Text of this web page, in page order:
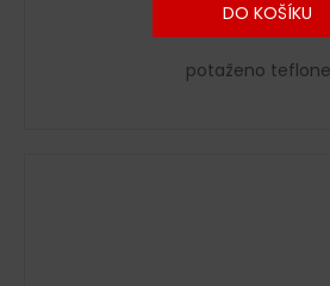
DO KOŠÍKU
potaženo